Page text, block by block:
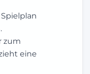
zum
eine